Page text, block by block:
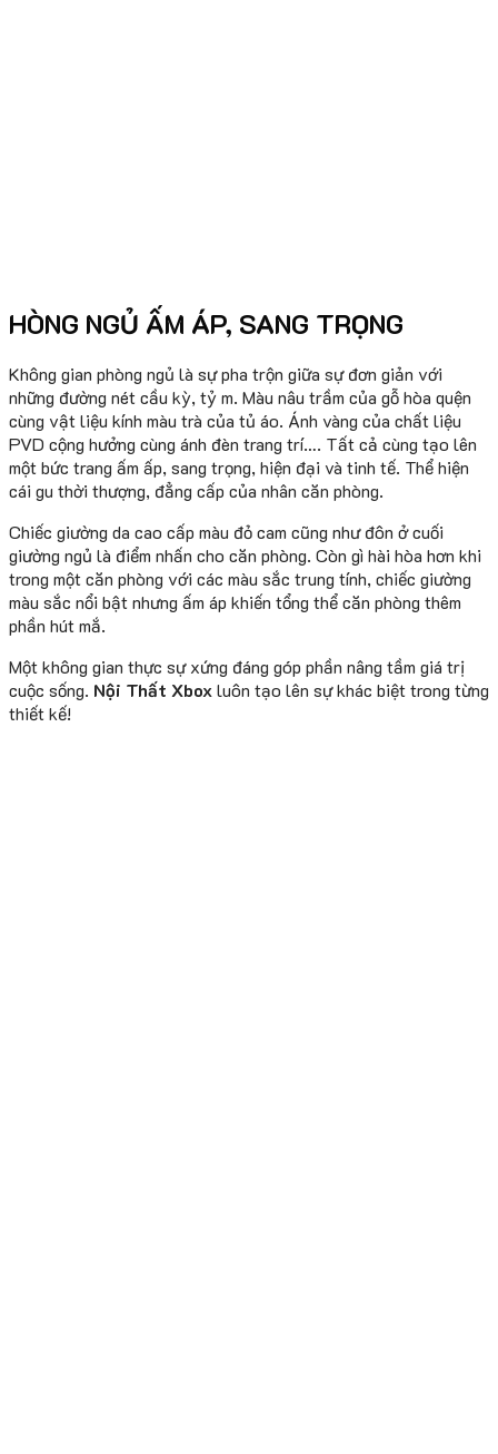
HÒNG NGỦ ẤM ÁP, SANG TRỌNG
Không gian phòng ngủ là sự pha trộn giữa sự đơn giản với
những đường nét cầu kỳ, tỷ m. Màu nâu trầm của gỗ hòa quện
cùng vật liệu kính màu trà của tủ áo. Ánh vàng của chất liệu
PVD cộng hưởng cùng ánh đèn trang trí…. Tất cả cùng tạo lên
một bức trang ấm ấp, sang trọng, hiện đại và tinh tế. Thể hiện
cái gu thời thượng, đẳng cấp của nhân căn phòng.
Chiếc giường da cao cấp màu đỏ cam cũng như đôn ở cuối
giường ngủ là điểm nhấn cho căn phòng. Còn gì hài hòa hơn khi
trong một căn phòng với các màu sắc trung tính, chiếc giường
màu sắc nổi bật nhưng ấm áp khiến tổng thể căn phòng thêm
phần hút mắ.
Một không gian thực sự xứng đáng góp phần nâng tầm giá trị
cuộc sống. Nội Thất Xboxluôn tạo lên sự khác biệt trong từng
thiết kế!